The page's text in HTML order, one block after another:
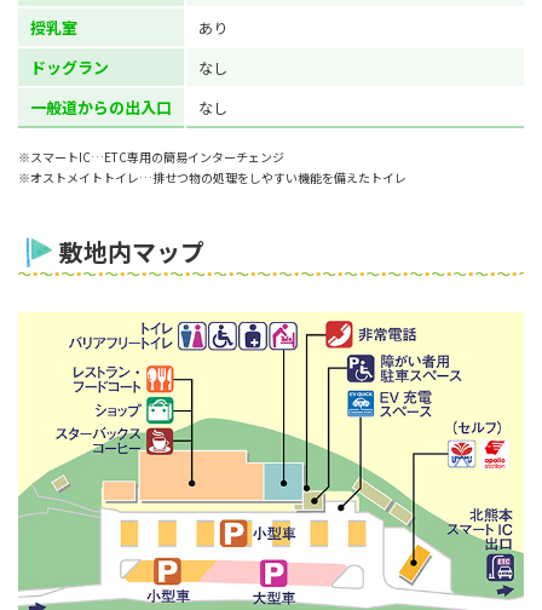
授乳室 あり
ドッグラン なし
一般道からの出入口 なし
※スマートIC…ETC専用の簡易インターチェンジ
※オストメイトトイレ…排せつ物の処理をしやすい機能を備えたトイレ
敷地内マップ